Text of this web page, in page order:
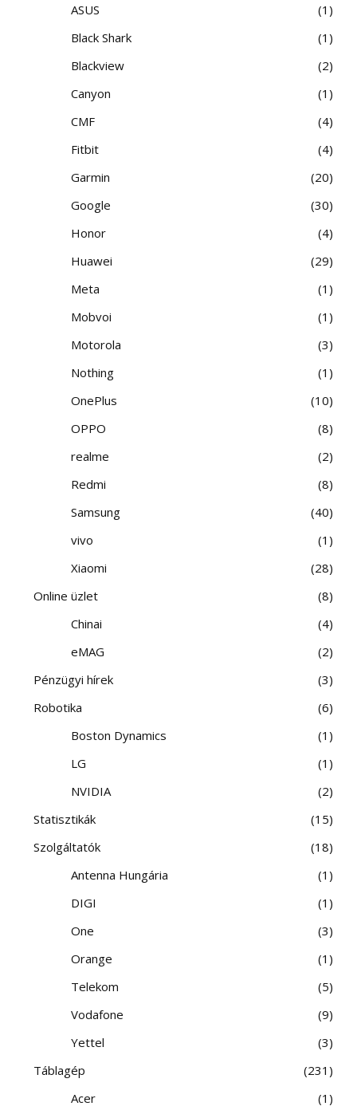
ASUS
1
Black Shark
1
Blackview
2
Canyon
1
CMF
4
Fitbit
4
Garmin
20
Google
30
Honor
4
Huawei
29
Meta
1
Mobvoi
1
Motorola
3
Nothing
1
OnePlus
10
OPPO
8
realme
2
Redmi
8
Samsung
40
vivo
1
Xiaomi
28
Online üzlet
8
Chinai
4
eMAG
2
Pénzügyi hírek
3
Robotika
6
Boston Dynamics
1
LG
1
NVIDIA
2
Statisztikák
15
Szolgáltatók
18
Antenna Hungária
1
DIGI
1
One
3
Orange
1
Telekom
5
Vodafone
9
Yettel
3
Táblagép
231
Acer
1